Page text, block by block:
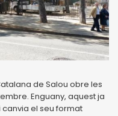
de Salou obre les
Enguany, aquest ja
el seu format